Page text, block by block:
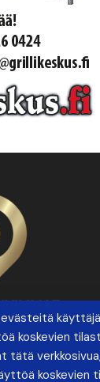
koskevien
tätä
koskevien